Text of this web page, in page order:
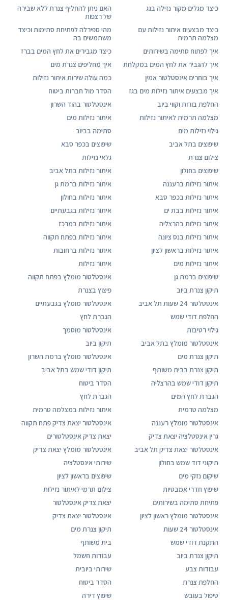
כיצד מגלים מקור נזילה בגג
האם ניתן להחליף צנרת ללא שבירה
של רצפות
כיצד מבצעים איתור נזילות עם
מצלמה תרמית
מהי ספירלה לפתיחת סתימות וכיצד
משתמשים בה
איך לפתוח סתימה בשירותים
כיצד מגבירים את לחץ המים בברז
איך להגביר את לחץ המים במקלחת
איך מחליפים צנרת מים
איך בוחרים אינסטלטור אמין
כמה עולה שירות איתור נזילות
איך מבצעים איתור נזילות מים בגז
הסדר מול חברות ביטוח
החלפת בורות וקווי ביוב
אינסטלטור בהוד השרון
מצלמה תרמית לאיתור נזילות
איתור נזילות מים
גילוי נזילות מים
סתימה בביוב
שיפוצים בתל אביב
שיפוצים בכפר סבא
צילום צנרת
גלאי נזילות
שיפוצים בחולון
איתור נזילות בתל אביב
איתור נזילות ברעננה
איתור נזילות ברמת גן
איתור נזילות בכפר סבא
איתור נזילות בחולון
איתור נזילות בבת ים
איתור נזילות בגבעתיים
איתור נזילות בהרצליה
איתור נזילות במרכז
איתור נזילות בנס ציונה
איתור נזילות בפתח תקווה
איתור נזילות בראשון לציון
איתור נזילות ברחובות
איתור נזילות מים
איתור נזילות
שיפוצים ברמת גן
אינסטלטור מומלץ בפתח תקווה
תיקון צנרת ביוב
פיצוץ בצנרת
אינסטלטור 24 שעות תל אביב
אינסטלטור מומלץ בגבעתיים
החלפת דודי שמש
הגברת לחץ
גילוי רטיבות
אינסטלטור מוסמך
אינסטלטור מומלץ בתל אביב
תיקון ביוב
תיקון צנרת מים
אינסטלטור מומלץ ברמת השרון
תיקון צנרת בבית משותף
תיקון דודי שמש בתל אביב
תיקון דודי שמש בהרצליה
הסדר ביטוח
הגברת לחץ המים
הגברת לחץ
מצלמה טרמית
איתור נזילות במצלמה טרמית
אינסטלטור מומלץ רעננה
אינסטלטור יצאת צדיק פתח תקווה
גרין אינסטלציה יצאת צדיק
יצאת צדיק אינסטלטורים
אינסטלטור יצאת צדיק תל אביב
אינסטלטור מומלץ יצאת צדיק
תיקוני דוד שמש בחולון
שירותי אינסטלציה
שיקום נזקי מים
שיפוצים בראשון לציון
שיפוץ חדרי אמבטיות
צילום תרמי לאיתור נזילות
פתיחת סתימה בשירותים
יצאת צדיק אינסטלטור
אינסטלטור מומלץ ראשון לציון
אינסטלטור יצאת צדיק
אינסטלטור 24 שעות
תיקון צנרת מים
התקנת דודי שמש
בית משותף
תיקון צנרת ביוב
עבודות חשמל
עבודות צבע
שירותי ביובית
החלפת צנרת
הסדר ביטוח
טיפול בעובש
שיפוץ דירה